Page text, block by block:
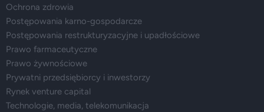
Ochrona zdrowia
Postępowania karno-gospodarcze
Postępowania restrukturyzacyjne i upadłościowe
Prawo farmaceutyczne
Prawo żywnościowe
Prywatni przedsiębiorcy i inwestorzy
Rynek venture capital
Technologie, media, telekomunikacja